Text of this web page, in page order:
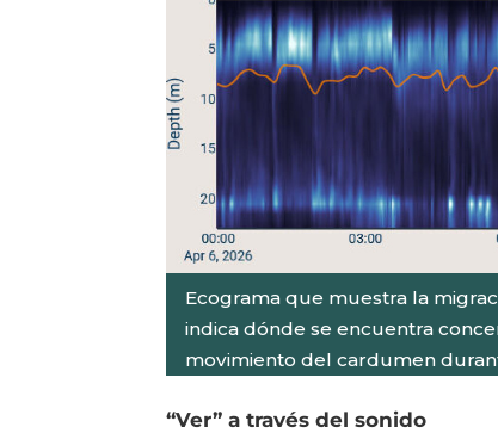
Ecograma que muestra la
indica dónde se encuentra
movimiento del cardumen
“Ver” a través del sonido